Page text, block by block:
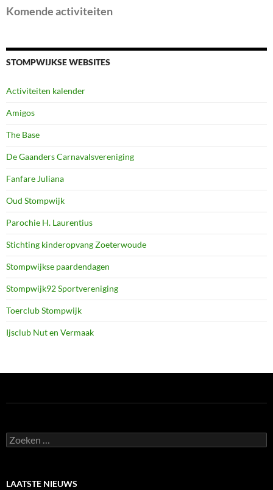
Komende activiteiten
STOMPWIJKSE WEBSITES
Activiteiten kalender
Amigos
The Base
De Gaanders Carnavalsvereniging
Fanfare Juliana
Oud Stompwijk
Parochie H. Laurentius
Stichting kinderopvang Zoeterwoude
Stompwijkse paardendagen
Stompwijk92 Sportvereniging
Toerclub Stompwijk
Ijsclub Nut en Vermaak
Zoeken
naar:
LAATSTE NIEUWS